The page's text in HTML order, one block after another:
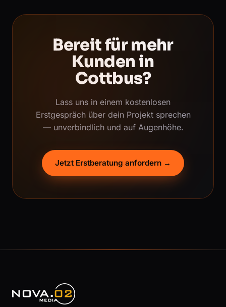
Bereit für mehr
Kunden in
Cottbus?
Lass uns in einem kostenlosen
Erstgespräch über dein Projekt sprechen
— unverbindlich und auf Augenhöhe.
Jetzt Erstberatung anfordern →